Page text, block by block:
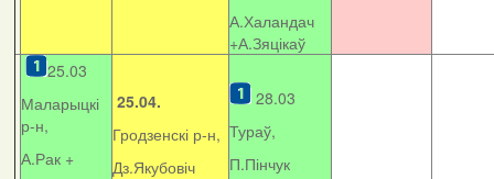
А.Халандач
+А.Зяцікаў
25.03
Маларыцкі
р-н,
А.Рак +
25.04.
Гродзенскі р-н,
Дз.Якубовіч
28.03
Тураў,
П.Пінчук